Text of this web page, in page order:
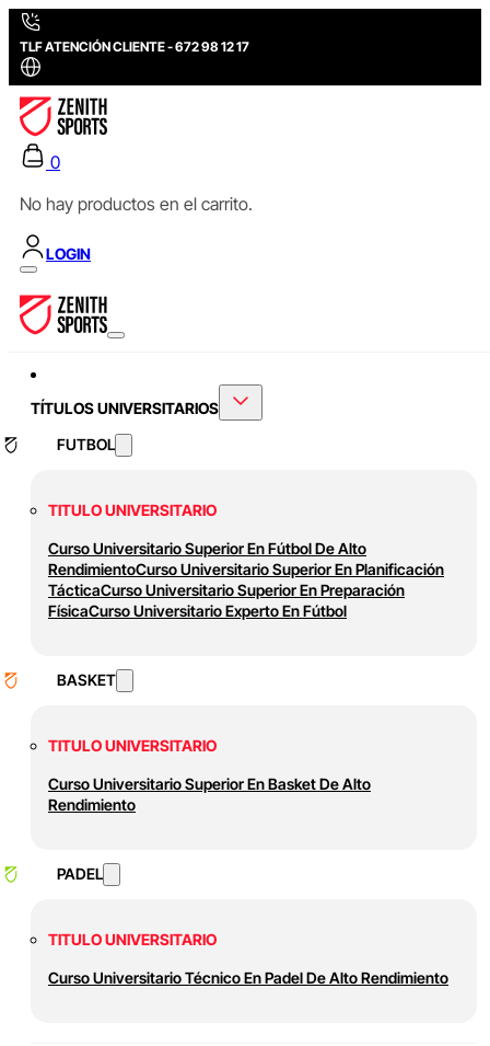
TLF ATENCIÓN CLIENTE - 672 98 12 17
0
No hay productos en el carrito.
LOGIN
TÍTULOS UNIVERSITARIOS
FUTBOL
TITULO UNIVERSITARIO
Curso Universitario Superior En Fútbol De Alto
RendimientoCurso Universitario Superior En Planificación
TácticaCurso Universitario Superior En Preparación
FísicaCurso Universitario Experto En Fútbol
BASKET
TITULO UNIVERSITARIO
Curso Universitario Superior En Basket De Alto
Rendimiento
PADEL
TITULO UNIVERSITARIO
Curso Universitario Técnico En Padel De Alto Rendimiento